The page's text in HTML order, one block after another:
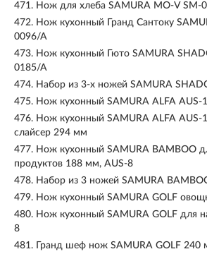
471. Нож для хлеба SAMURA MO-V SM-
472. Нож кухонный Гранд Сантоку
0096/A
473. Нож кухонный Гюто SAMURA
0185/A
474. Набор из 3-х ножей SAMURA
475. Нож кухонный SAMURA ALFA AUS-
476. Нож кухонный SAMURA ALFA AUS-
слайсер 294 мм
477. Нож кухонный SAMURA BAMBOO
продуктов 188 мм, AUS-8
478. Набор из 3 ножей SAMURA
479. Нож кухонный SAMURA GOLF
480. Нож кухонный SAMURA GOLF для
8
481.
Гранд шеф нож SAMURA GOLF 240